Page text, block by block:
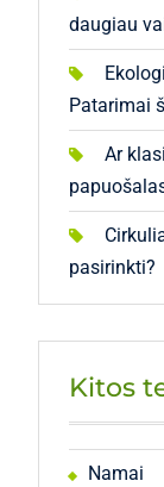
daugiau
Patarimai
Ar
pasirinkti?
Kitos
Namai